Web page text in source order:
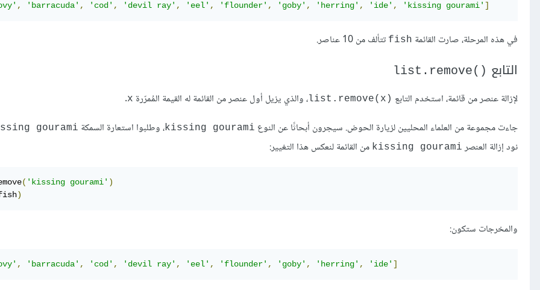
, 'barracuda' , 'cod' , 'devil ray' , 'eel' , 'flounder' , 'goby' , 'herring' , 'ide' , 'kissing gourami' ]
في هذه المرحلة، صارت القائمة fish تتألف من 10 عناصر.
التابع list.remove()‎
لإزالة عنصر من قائمة، استخدم التابع list.remove(x)‎ ، والذي يزيل أول عنصر من القائمة له القيمة المُمرّرة x
.
جاءت مجموعة من العلماء المحليين لزيارة الحوض. سيجرون أبحاثًا عن النوع kissing gourami، وطلبوا استعارة السمكة gourami
نود إزالة العنصر kissing gourami من القائمة لنعكس هذا التغيير:
( 'kissing gourami' )
)
والمخرجات ستكون:
, 'barracuda' , 'cod' , 'devil ray' , 'eel' , 'flounder' , 'goby' , 'herring' , 'ide' ]